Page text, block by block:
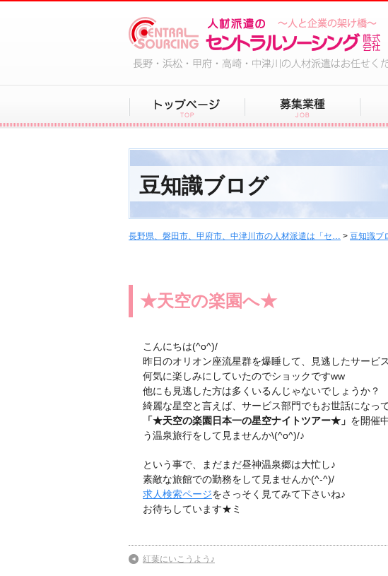
豆知識ブログ
長野県、磐田市、甲府市、中津川市の人材派遣は「セ… > 豆知識ブ
★天空の楽園へ★
こんにちは(^o^)/
昨日のオリオン座流星群を爆睡して、見逃したサービ
何気に楽しみにしていたのでショックですww
他にも見逃した方は多くいるんじゃないでしょうか？
綺麗な星空と言えば、サービス部門でもお世話になっ
「★天空の楽園日本一の星空ナイトツアー★」 を開催
う温泉旅行をして見ませんか\(^o^)/♪
という事で、まだまだ昼神温泉郷は大忙し♪
素敵な旅館での勤務をして見ませんか(^-^)/
求人検索ページをさっそく見てみて下さいね♪
お待ちしています★ミ
紅葉にいこうよう♪